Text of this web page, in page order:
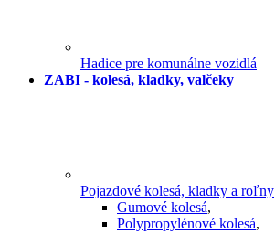
Hadice pre komunálne vozidlá
ZABI - kolesá, kladky, valčeky
Pojazdové kolesá, kladky a roľny
Gumové kolesá,
Polypropylénové kolesá,